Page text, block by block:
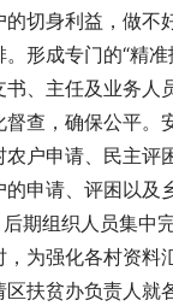
切身利益，做不
形成专门的“精
、主任及业务人
查，确保公平。
户申请、民主评
申请、评困以及
期组织人员集中
为强化各村资料
扶贫办负责人就